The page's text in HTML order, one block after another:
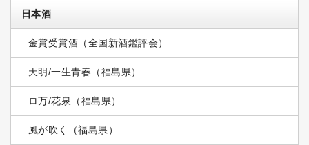
日本酒
金賞受賞酒（全国新酒鑑評会）
天明/一生青春（福島県）
ロ万/花泉（福島県）
風が吹く（福島県）